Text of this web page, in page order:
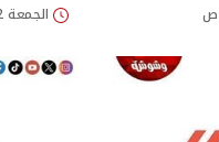
الجمعة 12/سبتمبر/2025 - 10:38 ص